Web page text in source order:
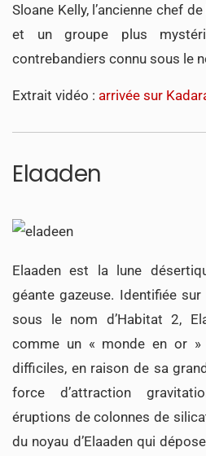
Sloane Kelly, l’ancienne chef
et un groupe plus
contrebandiers connu sous le
Extrait vidéo : arrivée sur
Elaaden
Elaaden est la lune
géante gazeuse. Identifiée
sous le nom d’Habitat 2,
comme un « monde en or »
difficiles, en raison de sa
force d’attraction
éruptions de colonnes de
du noyau d’Elaaden qui